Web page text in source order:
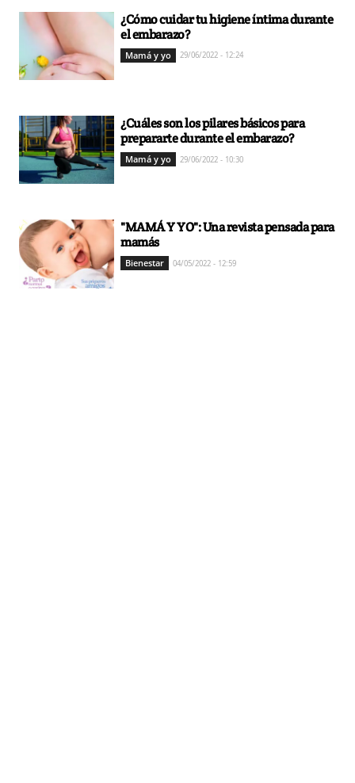
¿Cómo cuidar tu higiene íntima durante
el embarazo?
Mamá y yo 29/06/2022 - 12:24
¿Cuáles son los pilares básicos para
prepararte durante el embarazo?
Mamá y yo 29/06/2022 - 10:30
"MAMÁ Y YO": Una revista pensada para
mamás
Bienestar 04/05/2022 - 12:59